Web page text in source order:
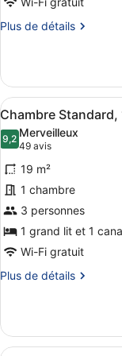
mobilité
réduite,
rez-
Chambre
grand
lit
Plus de détails
Plus
le
type
de
chambre
Chambre
Standard,
grand
lit
Afficher
toutes
les
photos
pour
ce
type
de
chambre :
Chambre
grand
lit
8
Chambre
9,29,2 sur 10
Merveilleux
49 avis
(49 avis)
19 m²
1 chambre
3 personnes
1 grand lit et 1
Wi-Fi gratuit
Plus de détails
Plus
le
type